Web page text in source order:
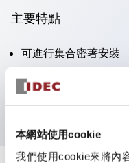
本網站使用cookie
我們使用cookie來將內
主要特點
可進行集合密著安裝
附鎖選擇開關採用高
防護結構為IP65（